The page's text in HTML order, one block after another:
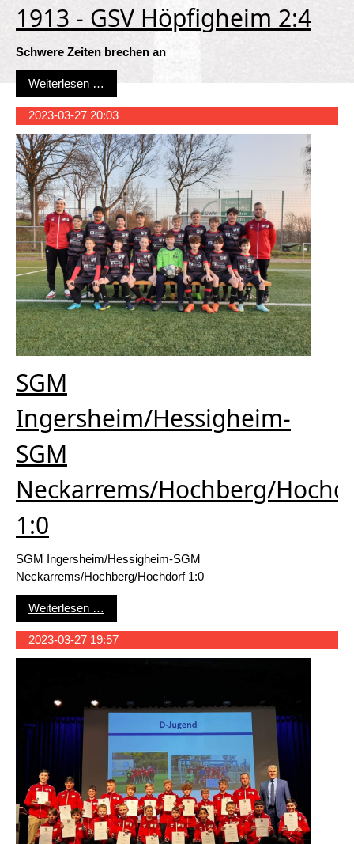
1913 - GSV Höpfigheim 2:4
Schwere Zeiten brechen an
Weiterlesen … Aktive Herren Kreisliga A1, 15.03.2023, VfB
2023-03-27 20:03
SGM
Ingersheim/Hessigheim-
SGM
Neckarrems/Hochberg/
1:0
SGM Ingersheim/Hessigheim-SGM
Neckarrems/Hochberg/Hochdorf 1:0
Weiterlesen …
2023-03-27 19:57